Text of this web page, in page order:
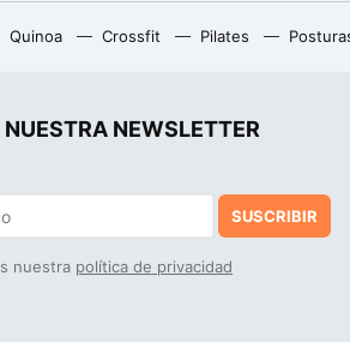
Quinoa Crossfit Pilates
NEWSLETTER
SUSCRIBIR
nuestra política de privacidad